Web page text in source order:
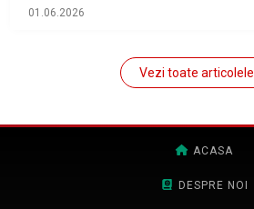
01.06.2026
Vezi toate articolele
ACASA
DESPRE NOI